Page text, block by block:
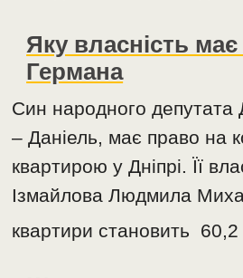
Яку власність
Германа
Син народного
– Даніель, має право на
квартирою у Дніпрі. Її
Ізмайлова Людмила
квартири становить